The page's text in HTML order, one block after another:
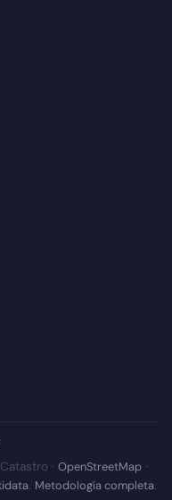
· OpenStreetMap·
. Metodología completa.